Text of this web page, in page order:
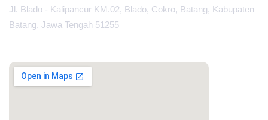
Jl. Blado - Kalipancur KM.02, Blado, Cokro, Batang, Kabupaten
Batang, Jawa Tengah 51255